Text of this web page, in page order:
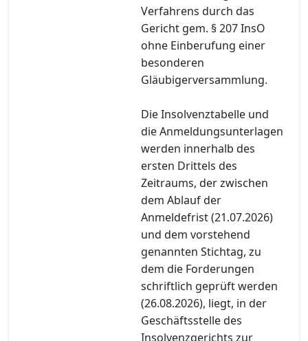
Verfahrens durch das
Gericht gem. § 207 InsO
ohne Einberufung einer
besonderen
Gläubigerversammlung.
Die Insolvenztabelle und
die Anmeldungsunterlagen
werden innerhalb des
ersten Drittels des
Zeitraums, der zwischen
dem Ablauf der
Anmeldefrist (21.07.2026)
und dem vorstehend
genannten Stichtag, zu
dem die Forderungen
schriftlich geprüft werden
(26.08.2026), liegt, in der
Geschäftsstelle des
Insolvenzgerichts zur